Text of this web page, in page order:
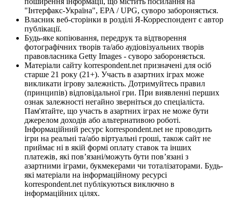
"Інтерфакс-Україна", EPA / UPG, суворо забороняється.
Власник веб-сторінки в розділі Я-Корреспондент є автор
публікації.
Будь-яке копіювання, передрук та відтворення
фотографічних творів та/або аудіовізуальних творів
правовласника Getty Images - суворо забороняється.
Матеріали сайту korrespondent.net призначені для осіб
старше 21 року (21+). Участь в азартних іграх може
викликати ігрову залежність. Дотримуйтесь правил
(принципів) відповідальної гри. При виявленні перших
ознак залежності негайно зверніться до спеціаліста.
Пам'ятайте, що участь в азартних іграх не може бути
джерелом доходів або альтернативою роботі.
Інформаційний ресурс korrespondent.net не проводить
ігри на реальні та/або віртуальні гроші, також сайт не
приймає ні в якій формі оплату ставок та інших
платежів, які пов’язані/можуть бути пов’язані з
азартними іграми, букмекерами чи тоталізаторами. Будь-
які матеріали на інформаційному ресурсі
korrespondent.net публікуються виключно в
інформаційних цілях.